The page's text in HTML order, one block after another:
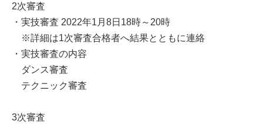
2次審査
・実技審査 2022年1月8日18時～20時
※詳細は1次審査合格者へ結果とともに連絡
・実技審査の内容
ダンス審査
テクニック審査
3次審査